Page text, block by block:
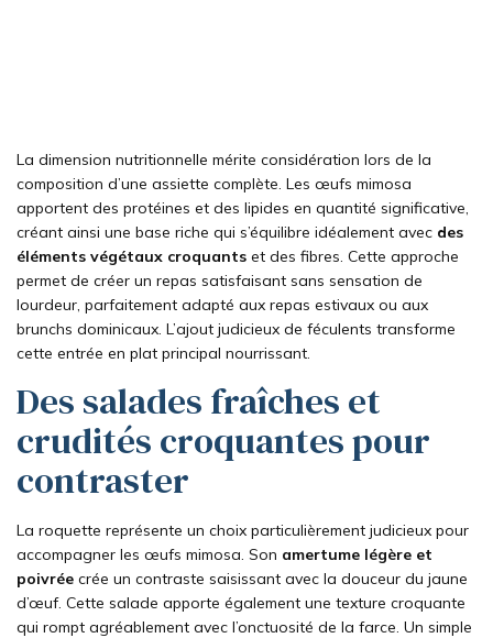
La dimension nutritionnelle mérite considération lors de la
composition d’une assiette complète. Les œufs mimosa
apportent des protéines et des lipides en quantité significative,
créant ainsi une base riche qui s’équilibre idéalement avec des
éléments végétaux croquants et des fibres. Cette approche
permet de créer un repas satisfaisant sans sensation de
lourdeur, parfaitement adapté aux repas estivaux ou aux
brunchs dominicaux. L’ajout judicieux de féculents transforme
cette entrée en plat principal nourrissant.
Des salades fraîches et
crudités croquantes pour
contraster
La roquette représente un choix particulièrement judicieux pour
accompagner les œufs mimosa. Son amertume légère et
poivrée crée un contraste saisissant avec la douceur du jaune
d’œuf. Cette salade apporte également une texture croquante
qui rompt agréablement avec l’onctuosité de la farce. Un simple